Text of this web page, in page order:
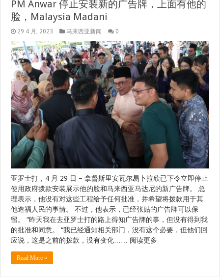
PM Anwar 停止安装新的广告牌，上面有他的
脸，Malaysia Madani
亚罗士打，4 月 29 日 – 拿督斯里安瓦尔易卜拉欣已下令立即停止
使用政府拨款安装展示他的脸和马来西亚马达尼的新广告牌。 总
理表示，他没有对这些工程给予任何批准，并希望将拨款用于其
他造福人民的事情。 不过，他表示，已经张贴的广告牌可以保
留。 “昨天我在去亚罗士打的路上得知广告牌的事，但没有得到我
的批准和同意。 “我已经通知相关部门，没有这个必要，但他们回
应说，这是之前的拨款，没有变化…… 阅读更多
Read More »